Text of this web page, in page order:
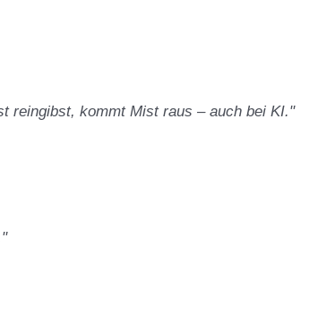
reingibst, kommt Mist raus – auch bei KI."